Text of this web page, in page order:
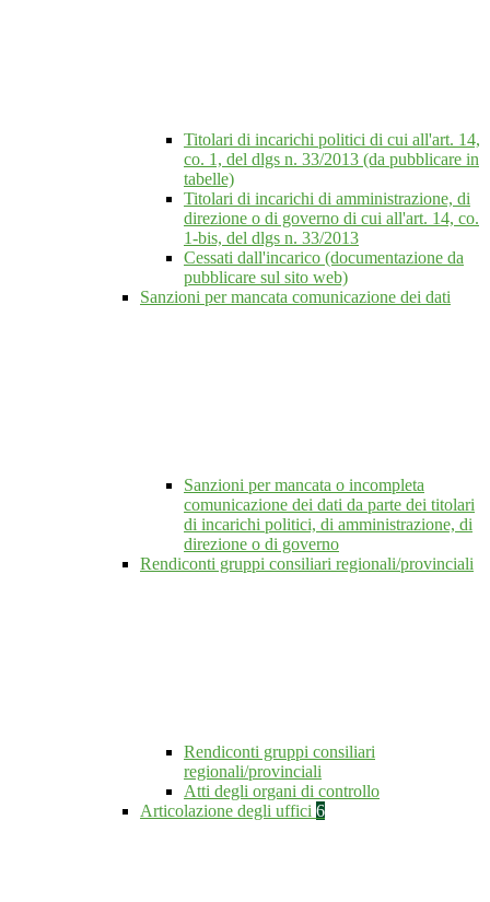
Titolari di incarichi politici di cui all'art. 14,
co. 1, del dlgs n. 33/2013 (da pubblicare in
tabelle)
Titolari di incarichi di amministrazione, di
direzione o di governo di cui all'art. 14, co.
1-bis, del dlgs n. 33/2013
Cessati dall'incarico (documentazione da
pubblicare sul sito web)
Sanzioni per mancata comunicazione dei dati
Sanzioni per mancata o incompleta
comunicazione dei dati da parte dei titolari
di incarichi politici, di amministrazione, di
direzione o di governo
Rendiconti gruppi consiliari regionali/provinciali
Rendiconti gruppi consiliari
regionali/provinciali
Atti degli organi di controllo
Articolazione degli uffici 6